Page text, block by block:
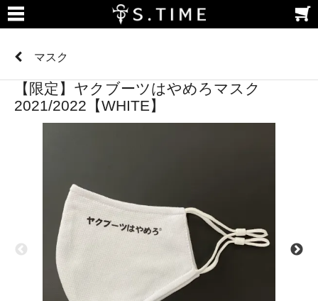
マスク
【限定】ヤクブーツはやめろマスク
2021/2022【WHITE】